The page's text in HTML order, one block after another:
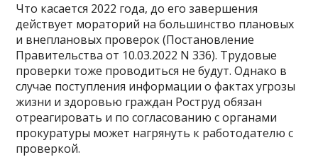
Что касается 2022 года, до его завершения
действует мораторий на большинство плановых
и внеплановых проверок (Постановление
Правительства от 10.03.2022 N 336). Трудовые
проверки тоже проводиться не будут. Однако в
случае поступления информации о фактах угрозы
жизни и здоровью граждан Роструд обязан
отреагировать и по согласованию с органами
прокуратуры может нагрянуть к работодателю с
проверкой.